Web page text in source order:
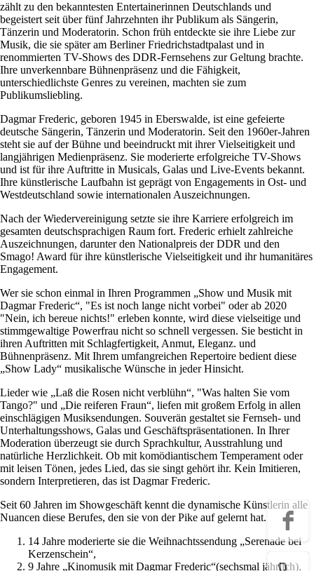
zählt zu den bekanntesten Entertainerinnen Deutschlands und
begeistert seit über fünf Jahrzehnten ihr Publikum als Sängerin,
Tänzerin und Moderatorin. Schon früh entdeckte sie ihre Liebe zur
Musik, die sie später am Berliner Friedrichstadtpalast und in
renommierten TV-Shows des DDR-Fernsehens zur Geltung brachte.
Ihre unverkennbare Bühnenpräsenz und die Fähigkeit,
unterschiedlichste Genres zu vereinen, machten sie zum
Publikumsliebling.
Dagmar Frederic, geboren 1945 in Eberswalde, ist eine gefeierte
deutsche Sängerin, Tänzerin und Moderatorin. Seit den 1960er-Jahren
steht sie auf der Bühne und beeindruckt mit ihrer Vielseitigkeit und
langjährigen Medienpräsenz. Sie moderierte erfolgreiche TV-Shows
und ist für ihre Auftritte in Musicals, Galas und Live-Events bekannt.
Ihre künstlerische Laufbahn ist geprägt von Engagements in Ost- und
Westdeutschland sowie internationalen Auszeichnungen.
Nach der Wiedervereinigung setzte sie ihre Karriere erfolgreich im
gesamten deutschsprachigen Raum fort. Frederic erhielt zahlreiche
Auszeichnungen, darunter den Nationalpreis der DDR und den
Smago! Award für ihre künstlerische Vielseitigkeit und ihr humanitäres
Engagement.
Wer sie schon einmal in Ihren Programmen „Show und Musik mit
Dagmar Frederic“, "Es ist noch lange nicht vorbei" oder ab 2020
"Nein, ich bereue nichts!" erleben konnte, wird diese vielseitige und
stimmgewaltige Powerfrau nicht so schnell vergessen. Sie besticht in
ihren Auftritten mit Schlagfertigkeit, Anmut, Eleganz. und
Bühnenpräsenz. Mit Ihrem umfangreichen Repertoire bedient diese
„Show Lady“ musikalische Wünsche in jeder Hinsicht.
Lieder wie „Laß die Rosen nicht verblühn“, "Was halten Sie vom
Tango?" und „Die reiferen Fraun“, liefen mit großem Erfolg in allen
einschlägigen Musiksendungen. Souverän gestaltet sie Fernseh- und
Unterhaltungsshows, Galas und Geschäftspräsentationen. In Ihrer
Moderation überzeugt sie durch Sprachkultur, Ausstrahlung und
natürliche Herzlichkeit. Ob mit komödiantischem Temperament oder
mit leisen Tönen, jedes Lied, das sie singt gehört ihr. Kein Imitieren,
sondern Interpretieren, das ist Dagmar Frederic.
Seit 60 Jahren im Showgeschäft kennt die dynamische Künstlerin alle
Nuancen diese Berufes, den sie von der Pike auf gelernt hat.
14 Jahre moderierte sie die Weihnachtssendung „Serenade bei
Kerzenschein“,
9 Jahre „Kinomusik mit Dagmar Frederic“(sechsmal jährlich),